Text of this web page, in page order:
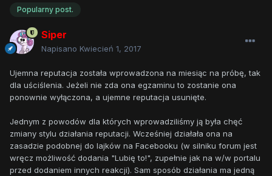
Popularny post.
Siper
Napisano Kwiecień 1, 2017
Ujemna reputacja została wprowadzona na miesiąc na próbę, tak
dla uściślenia. Jeżeli nie zda ona egzaminu to zostanie ona
ponownie wyłączona, a ujemne reputacja usunięte.
Jednym z powodów dla których wprowadziliśmy ją była chęć
zmiany stylu działania reputacji. Wcześniej działała ona na
zasadzie podobnej do lajków na Facebooku (w silniku forum jest
wręcz możliwość dodania "Lubię to!", zupełnie jak na w/w portalu
przed dodaniem innych reakcji). Sam sposób działania ma jedną